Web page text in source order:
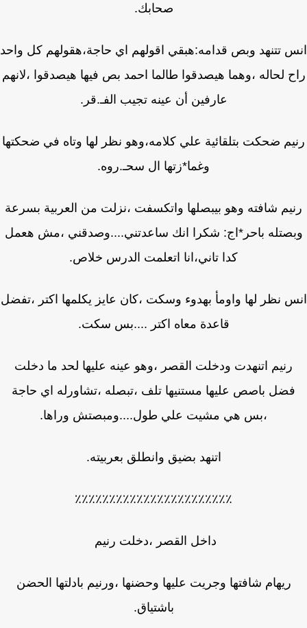
صحابك.
تتنهد وبص قدامه:هبقي اقولهم اي حاجة،هقولهم كل واحد
لحاله ،وهما هيصدقوا طالما احمد بص فيها هيصدقوا ،لانهم
عارفين أن عينه تجيب الفـ.قر.
ضحكت بتلقائية علي كلامه،وهو نظر لها وتاه في ضحكتها
وغما*زتها ال سحـ.روه.
شافته وهو بيبصلها واتكسفت ،نزلت من العربية بسرعة
باحر*اج: شكرا انك ساعدتني....وصدقني ،مش هعمل
كدا تاني،انا اتعلمت الدرس خلاص.
نظر لها واومأ بهدوء وسكت ،كان عايز يكلمها اكتر ،تفضل
قاعدة معاه اكتر ....بس سكت.
رنيم اتنهدت ودخلت القصر ،وهو عينه عليها لحد ما دخلت
فضل باصص عليها مستنيها تلف ،تبصله ،تشاورله اي حاجة
،بس هي مشيت علي طول....ومبصتش وراها.
اتنهد بضيق وانطلق بعربيته.
٪٪٪٪٪٪٪٪٪٪٪٪٪٪٪٪٪٪٪٪٪٪٪
داخل القصر ،دخلت رنيم
ريهام شافتها وجريت عليها وحضنها ،ورنيم بادلتها الحضن
باشتياق.